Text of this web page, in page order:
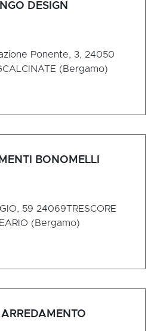
DESIGN
Ponente, 3, 24050
CALCINATE (Bergamo)
BONOMELLI
59 24069TRESCORE
(Bergamo)